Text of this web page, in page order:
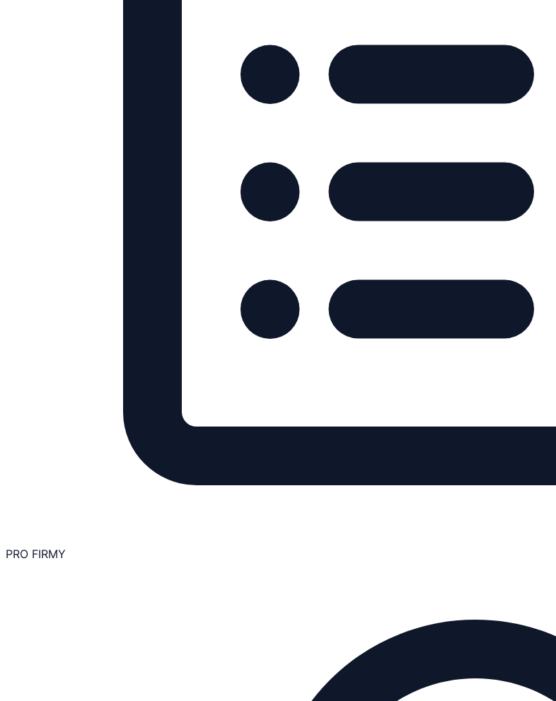
PRO FIRMY